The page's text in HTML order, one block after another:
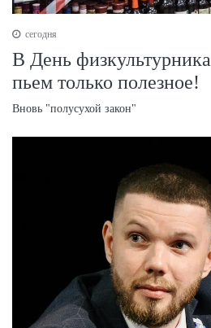
сегодня
В День
пьем только полезное!
Вновь "полусухой закон"